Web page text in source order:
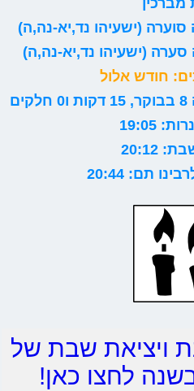
(ישעיהו נד,יא-נה,ה)
(ישעיהו נד,יא-נה,ה)
חודש אלול
19:05
20:12
תם: 20:44
ויציאת שבת של
לחצו כאן!